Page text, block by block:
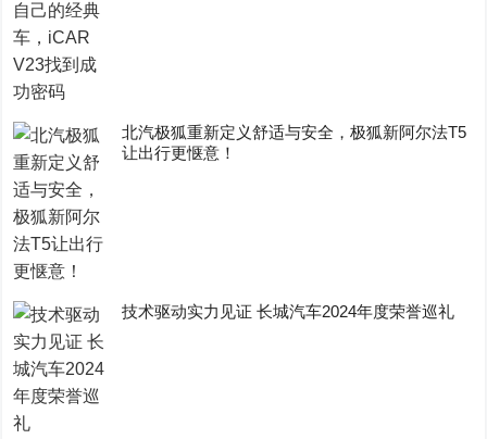
​北汽极狐重新定义舒适与安全，极狐新阿尔法T5
让出行更惬意！
技术驱动实力见证 长城汽车2024年度荣誉巡礼